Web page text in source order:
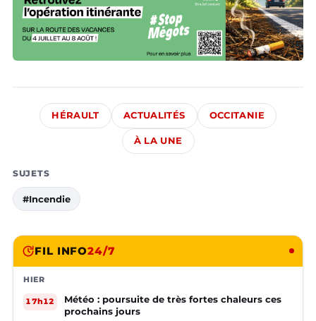
HÉRAULT ACTUALITÉS OCCITANIE
À LA UNE
SUJETS
#Incendie
FIL INFO24/7
HIER
17h12
Météo : poursuite de très fortes chaleurs ces
prochains jours